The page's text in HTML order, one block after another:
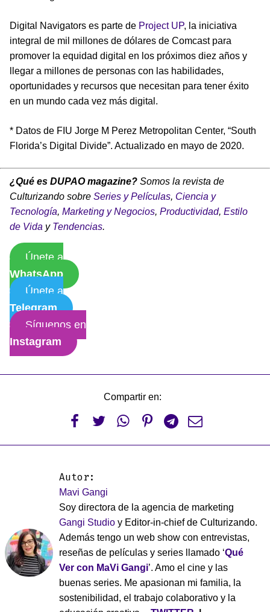
Digital Navigators es parte de Project UP, la iniciativa
integral de mil millones de dólares de Comcast para
promover la equidad digital en los próximos diez años y
llegar a millones de personas con las habilidades,
oportunidades y recursos que necesitan para tener éxito
en un mundo cada vez más digital.
* Datos de FIU Jorge M Perez Metropolitan Center, “South
Florida’s Digital Divide”. Actualizado en mayo de 2020.
¿Qué es DUPAO magazine? Somos la revista de
Culturizando sobre Series y Películas, Ciencia y
Tecnología, Marketing y Negocios, Productividad, Estilo
de Vida y Tendencias.
Únete a
WhatsApp
Únete a
Telegram
Síguenos en
Instagram
Compartir en:
     
Autor:
Mavi Gangi
Soy directora de la agencia de marketing
Gangi Studio y Editor-in-chief de Culturizando.
Además tengo un web show con entrevistas,
reseñas de películas y series llamado ‘Qué
Ver con MaVi Gangi’. Amo el cine y las
buenas series. Me apasionan mi familia, la
sostenibilidad, el trabajo colaborativo y la